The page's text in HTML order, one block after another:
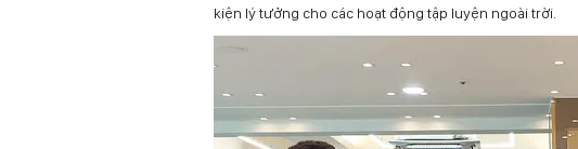
kiện lý tưởng cho các hoạt động tập luyện ngoài trời.